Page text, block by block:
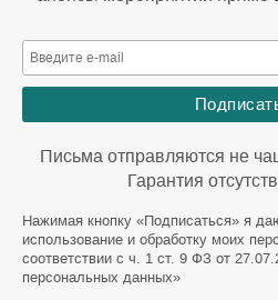
Письма отправляются не
Гарантия
Нажимая кнопку «Подписаться» я
использование и обработку моих
соответствии с ч. 1 ст. 9 ФЗ от
персональных данных»